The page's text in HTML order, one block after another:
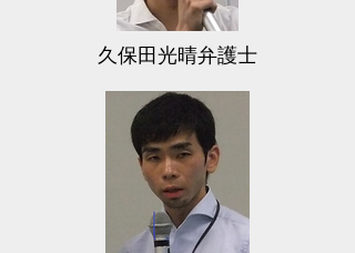
久保田光晴弁護士